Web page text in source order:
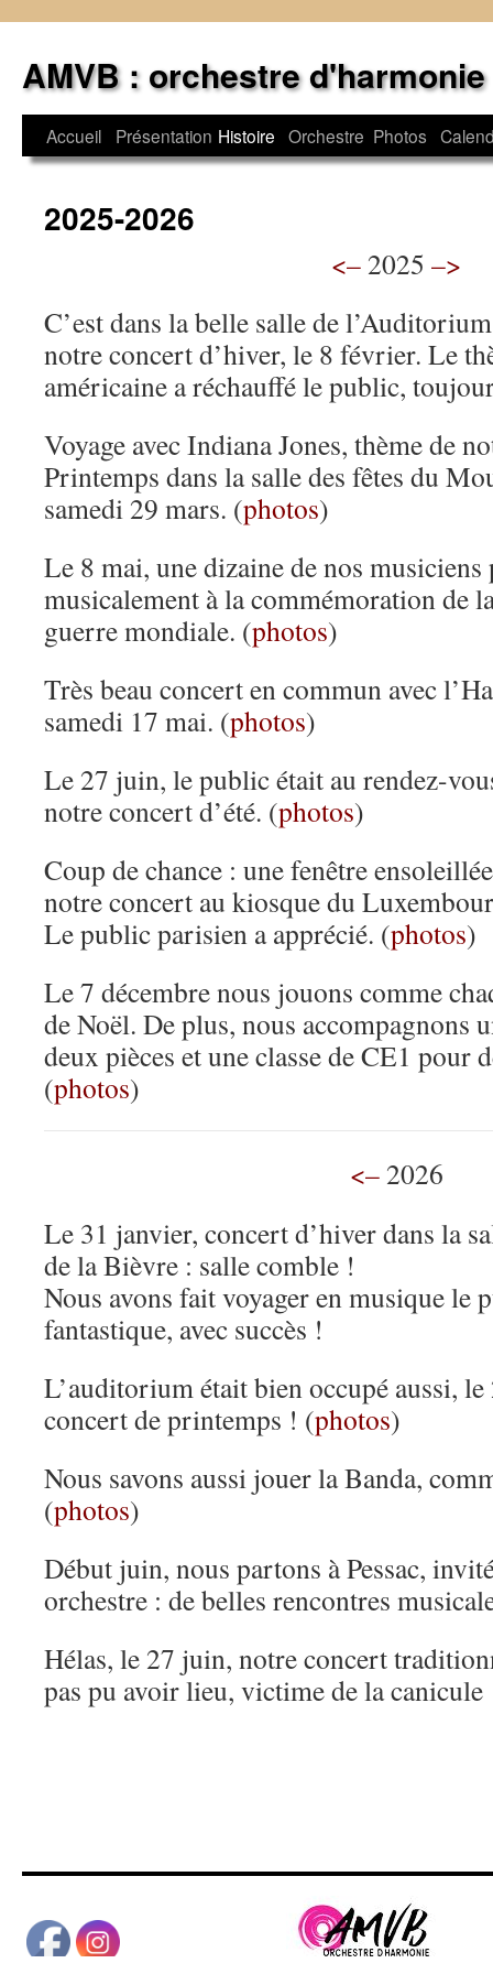
contenu
AMVB : orchestre d'harmonie
Accueil Présentation Histoire Orchestre Photos
2025-2026
<– 2025 –>
C’est dans la belle salle de
notre concert d’hiver, le 8 février. Le
américaine a réchauffé le public,
Voyage avec Indiana Jones, thème de
Printemps dans la salle des fêtes du
samedi 29 mars. (photos)
Le 8 mai, une dizaine de nos
musicalement à la commémoration de
guerre mondiale. (photos)
Très beau concert en commun avec
samedi 17 mai. (photos)
Le 27 juin, le public était au rendez-
notre concert d’été. (photos)
Coup de chance : une fenêtre
notre concert au kiosque du
Le public parisien a apprécié. (photos)
Le 7 décembre nous jouons comme
de Noël. De plus, nous accompagnons
deux pièces et une classe de CE1 pour
(photos)
<–2026
Le 31 janvier, concert d’hiver dans la
de la Bièvre : salle comble !
Nous avons fait voyager en musique le
fantastique, avec succès !
L’auditorium était bien occupé aussi,
concert de printemps ! (photos)
Nous savons aussi jouer la Banda,
(photos)
Début juin, nous partons à Pessac,
orchestre : de belles rencontres
Hélas, le 27 juin, notre concert
pas pu avoir lieu, victime de la canicule